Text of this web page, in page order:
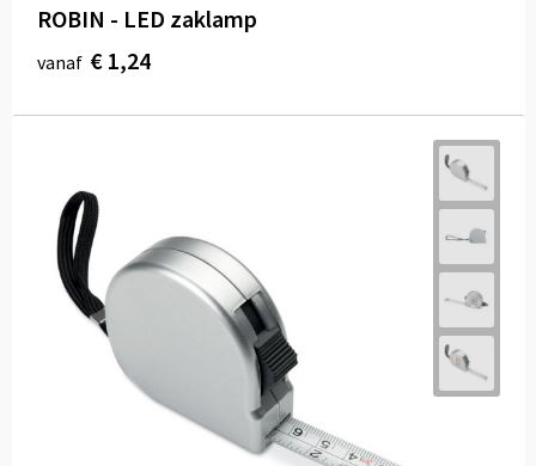
ROBIN - LED zaklamp
vanaf € 1,24